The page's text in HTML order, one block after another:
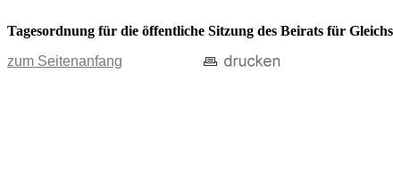
Tagesordnung für die öffentliche Sitzung des Beirats für
zum Seitenanfang